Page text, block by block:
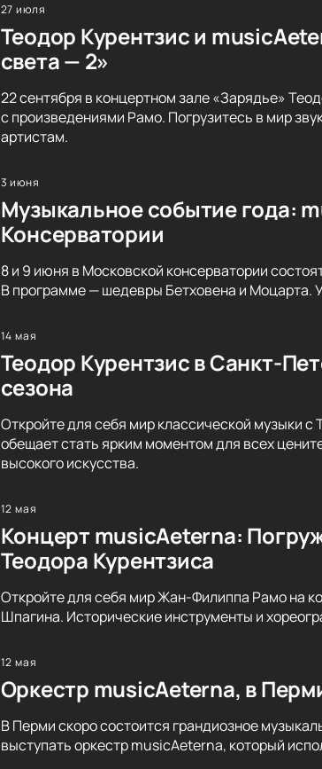
27 июля
Теодор Курентзис и
света — 2»
22 сентября в концертном зале «Зарядье»
с произведениями Рамо. Погрузитесь в мир
артистам.
3 июня
Музыкальное событие года:
Консерватории
8 и 9 июня в Московской консерватории
В программе — шедевры Бетховена и Моцарта.
14 мая
Теодор Курентзис в Санкт-
сезона
Откройте для себя мир классической музыки
обещает стать ярким моментом для всех
высокого искусства.
12 мая
Концерт musicAeterna:
Теодора Курентзиса
Откройте для себя мир Жан-Филиппа Рамо на
Шпагина. Исторические инструменты и
12 мая
Оркестр musicAeterna, в
В Перми скоро состоится грандиозное
выступать оркестр musicAeterna, который